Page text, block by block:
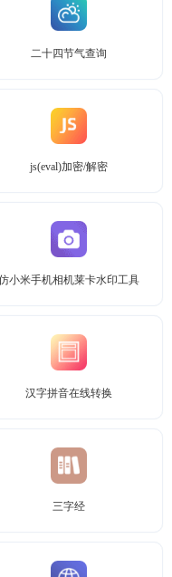
二十四节气查询
js(eval)加密/解密
小米手机相机莱卡水印工具
汉字拼音在线转换
三字经